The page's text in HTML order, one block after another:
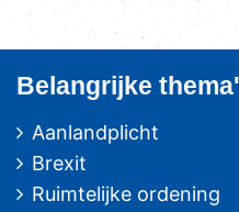
Belangrijke
Aanlandplicht
Brexit
Ruimtelijke ordening